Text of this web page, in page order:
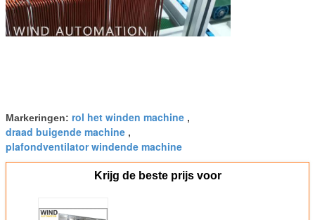
Markeringen: rol het winden machine ,
draad buigende machine ,
plafondventilator windende machine
Krijg de beste prijs voor